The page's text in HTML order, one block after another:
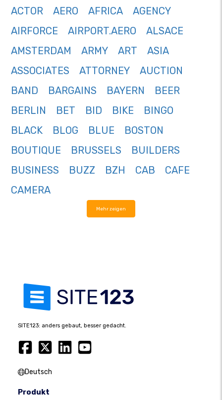
ACTOR
AERO AFRICA
AGENCY
AIRFORCE
AIRPORT.AERO
ALSACE
AMSTERDAM
ARMY ART
ASIA
ASSOCIATES
ATTORNEY
AUCTION
BAND
BARGAINS BAYERN
BEER
BERLIN
BET BID BIKE
BINGO
BLACK
BLOG BLUE
BOSTON
BOUTIQUE
BRUSSELS
BUILDERS
BUSINESS
BUZZ BZH CAB
CAFE
CAMERA
Mehr zeigen
SITE123: anders gebaut, besser gedacht.
Deutsch
Produkt